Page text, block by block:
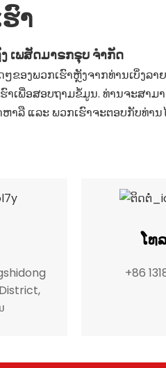
າ
ເພສັດມາຣກຣຸບ ຈຳກັດ
ຂອງພວກເຮົາຫຼັງຈາກທ່ານເບິ່ງລ
າເພື່ອສອບຖາມຂໍ້ມູນ. ທ່ານຈະສາມ
າລື ແລະ ພວກເຮົາຈະຕອບກັບທ່ານ
ໂທ
+86